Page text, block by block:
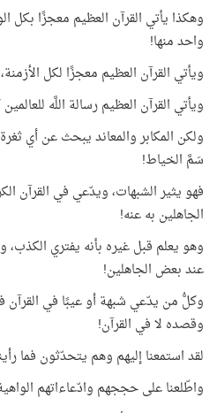
وهكذا يأتي القرآن العظيم معجزًا بكل
واحد منها!
ويأتي القرآن العظيم معجزًا لكل
ويأتي القرآن العظيم رسالة اللَّه
ولكن المكابر والمعاند يبحث عن أي
سَمَّ الخياط!
فهو يثير الشبهات، ويدّعي في القرآن
الجاهلين به عنه!
وهو يعلم قبل غيره بأنه يفتري
عند بعض الجاهلين!
وكلُّ من يدّعي شبهة أو عيبًا في القرآن
وقصده لا في القرآن!
لقد استمعنا إليهم وهم يتحدّثون فما
واطّلعنا على حججهم وادّعاءاتهم